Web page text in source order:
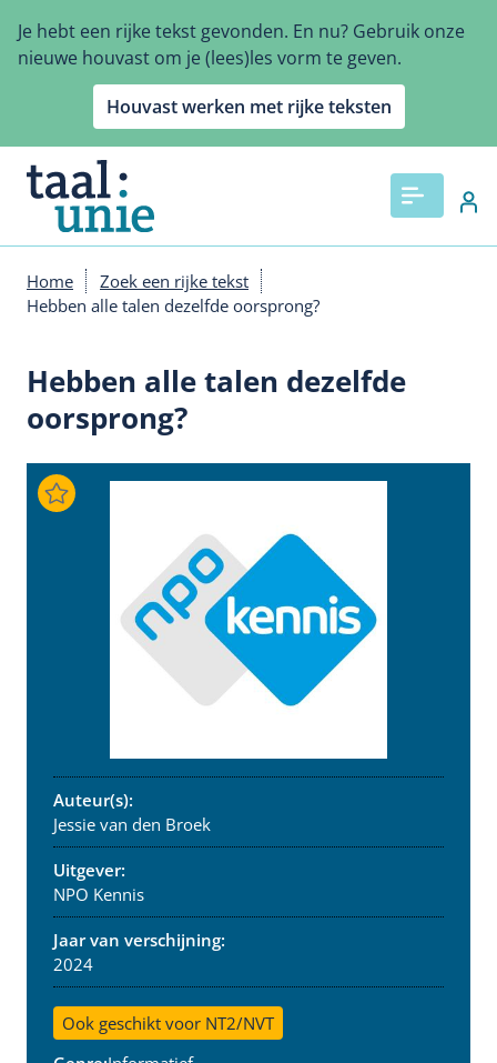
en
naar
gaan
Je hebt een rijke tekst gevonden. En nu? Gebruik onze
nieuwe houvast om je (lees)les vorm te geven.
Houvast werken met rijke teksten
Kruimelpad
Home
Zoek een rijke tekst
Hebben alle talen dezelfde oorsprong?
Hebben alle talen dezelfde
oorsprong?
Auteur(s):
Jessie van den Broek
Uitgever:
NPO Kennis
Jaar van verschijning:
2024
Ook geschikt voor NT2/NVT